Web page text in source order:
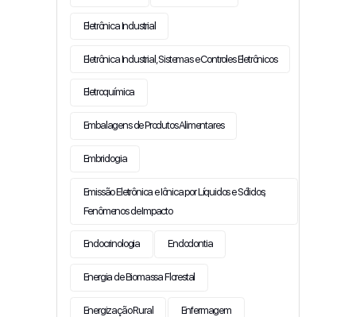
Eletrônica Industrial
Eletrônica Industrial, Sistemas e Controles Eletrônicos
Eletroquímica
Embalagens de Produtos Alimentares
Embriologia
Emissão Eletrônica e Iônica por Líquidos e Sólidos;
Fenômenos de Impacto
Endocrinologia Endodontia
Energia de Biomassa Florestal
Energização Rural Enfermagem